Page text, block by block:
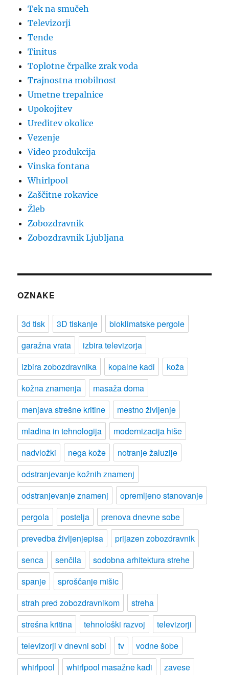
Tek na smučeh
Televizorji
Tende
Tinitus
Toplotne črpalke zrak voda
Trajnostna mobilnost
Umetne trepalnice
Upokojitev
Ureditev okolice
Vezenje
Video produkcija
Vinska fontana
Whirlpool
Zaščitne rokavice
Žleb
Zobozdravnik
Zobozdravnik Ljubljana
OZNAKE
3d tisk 3D tiskanje
bioklimatske pergole
garažna vrata
izbira televizorja
izbira zobozdravnika
kopalne kadi
koža
kožna znamenja
masaža doma
menjava strešne kritine
mestno življenje
mladina in tehnologija
modernizacija hiše
nadvložki
nega kože
notranje žaluzije
odstranjevanje kožnih znamenj
odstranjevanje znamenj
opremljeno stanovanje
pergola
postelja
prenova dnevne sobe
prevedba življenjepisa
prijazen zobozdravnik
senca
senčila
sodobna arhitektura strehe
spanje
sproščanje mišic
strah pred zobozdravnikom
streha
strešna kritina
tehnološki razvoj
televizorji
televizorji v dnevni sobi
tv
vodne šobe
whirlpool
whirlpool masažne kadi zavese